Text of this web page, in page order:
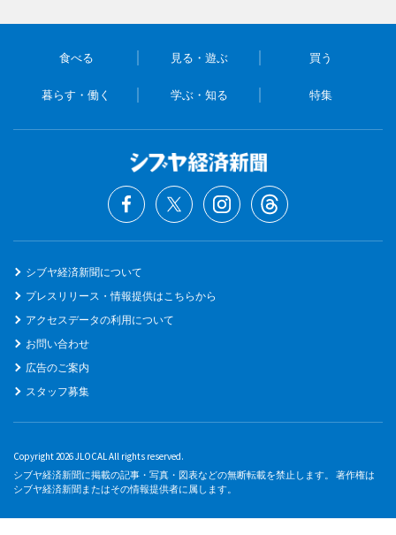
食べる 見る・遊ぶ 買う
暮らす・働く 学ぶ・知る 特集
シブヤ経済新聞について
プレスリリース・情報提供はこちらから
アクセスデータの利用について
お問い合わせ
広告のご案内
スタッフ募集
Copyright 2026 JLOCAL All rights reserved.
シブヤ経済新聞に掲載の記事・写真・図表などの無断転載を禁止します。 著作権は
シブヤ経済新聞またはその情報提供者に属します。